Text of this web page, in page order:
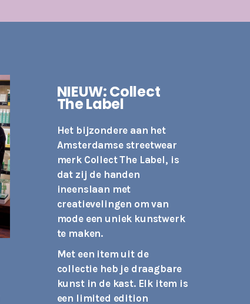
NIEUW: Collect
The Label
Het bijzondere aan het
Amsterdamse streetwear
merk Collect The Label, is
dat zij de handen
ineenslaan met
creatievelingen om van
mode een uniek kunstwerk
te maken.
Met een item uit de
collectie heb je draagbare
kunst in de kast. Elk item is
een limited edition